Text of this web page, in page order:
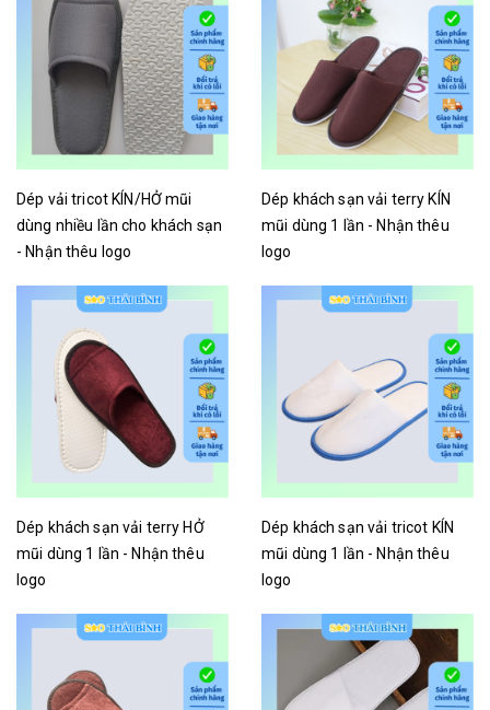
Dép vải tricot KÍN/HỞ mũi
dùng nhiều lần cho khách sạn
- Nhận thêu logo
Dép khách sạn vải terry KÍN
mũi dùng 1 lần - Nhận thêu
logo
Dép khách sạn vải terry HỞ
mũi dùng 1 lần - Nhận thêu
logo
Dép khách sạn vải tricot KÍN
mũi dùng 1 lần - Nhận thêu
logo